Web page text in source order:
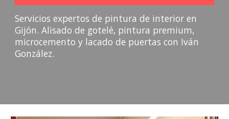
Servicios expertos de pintura de interior en
Gijón. Alisado de gotelé, pintura premium,
microcemento y lacado de puertas con Iván
González.